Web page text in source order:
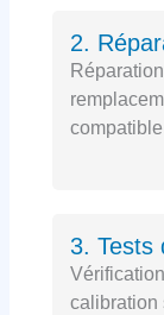
2.
3. Tests
calibration